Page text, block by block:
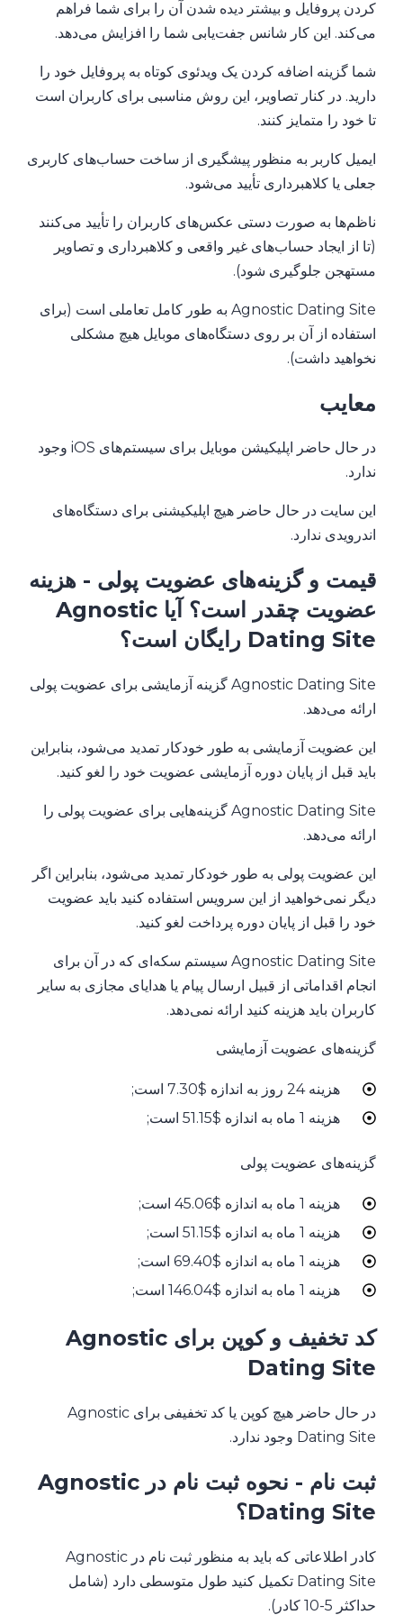
کردن پروفایل و بیشتر دیده شدن آن را برای شما فراهم
می‌کند. این کار شانس جفت‌یابی شما را افزایش می‌دهد.
شما گزینه اضافه کردن یک ویدئوی کوتاه به پروفایل خود را
دارید. در کنار تصاویر، این روش مناسبی برای کاربران است
تا خود را متمایز کنند.
ایمیل کاربر به منظور پیشگیری از ساخت حساب‌های کاربری
جعلی یا کلاهبرداری تأیید می‌شود.
ناظم‌ها به صورت دستی عکس‌های کاربران را تأیید می‌کنند
(تا از ایجاد حساب‌های غیر واقعی و کلاهبرداری و تصاویر
مستهجن جلوگیری شود).
Agnostic Dating Site به طور کامل تعاملی است (برای
استفاده از آن بر روی دستگاه‌های موبایل هیچ مشکلی
نخواهید داشت).
معایب
در حال حاضر اپلیکیشن موبایل برای سیستم‌های iOS وجود
ندارد.
این سایت در حال حاضر هیچ اپلیکیشنی برای دستگاه‌های
اندرویدی ندارد.
قیمت و گزینه‌های عضویت پولی - هزینه
عضویت چقدر است؟ آیا Agnostic
Dating Site رایگان است؟
Agnostic Dating Site گزینه آزمایشی برای عضویت پولی
ارائه می‌دهد.
این عضویت آزمایشی به طور خودکار تمدید می‌شود، بنابراین
باید قبل از پایان دوره آزمایشی عضویت خود را لغو کنید.
Agnostic Dating Site گزینه‌هایی برای عضویت پولی را
ارائه می‌دهد.
این عضویت پولی به طور خودکار تمدید می‌شود، بنابراین اگر
دیگر نمی‌خواهید از این سرویس استفاده کنید باید عضویت
خود را قبل از پایان دوره پرداخت لغو کنید.
Agnostic Dating Site سیستم سکه‌ای که در آن برای
انجام اقداماتی از قبیل ارسال پیام یا هدایای مجازی به سایر
کاربران باید هزینه کنید ارائه نمی‌دهد.
گزینه‌های عضویت آزمایشی
هزینه 24 روز به اندازه $7.30 است;
هزینه 1 ماه به اندازه $51.15 است;
گزینه‌های عضویت پولی
هزینه 1 ماه به اندازه $45.06 است;
هزینه 1 ماه به اندازه $51.15 است;
هزینه 1 ماه به اندازه $69.40 است;
هزینه 1 ماه به اندازه $146.04 است;
کد تخفیف و کوپن برای Agnostic
Dating Site
در حال حاضر هیچ کوپن یا کد تخفیفی برای Agnostic
Dating Site وجود ندارد.
ثبت نام - نحوه ثبت نام در Agnostic
Dating Site؟
کادر اطلاعاتی که باید به منظور ثبت نام در Agnostic
Dating Site تکمیل کنید طول متوسطی دارد (شامل
حداکثر 5-10 کادر).